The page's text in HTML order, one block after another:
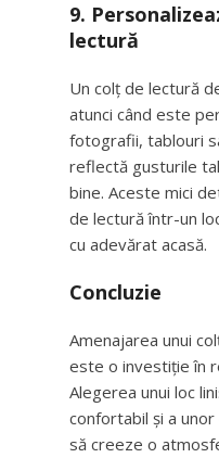
9.
lectură
Un colț de lectură
atunci când este
fotografii, tablouri
reflectă gusturile
bine. Aceste mici
de lectură într-un
cu adevărat acasă.
Concluzie
Amenajarea unui
este o investiție în
Alegerea unui loc
confortabil și a
să creeze o